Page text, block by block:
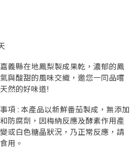
義縣在地鳳梨製成果乾，濃郁的鳳
與酸甜的風味交織，邀您一同品嚐
然的好味道!
項 : 本產品以新鮮番茄製成，無添加
防腐劑，因梅納反應及酵素作用產
或白色糖晶狀況，乃正常反應，請
用。